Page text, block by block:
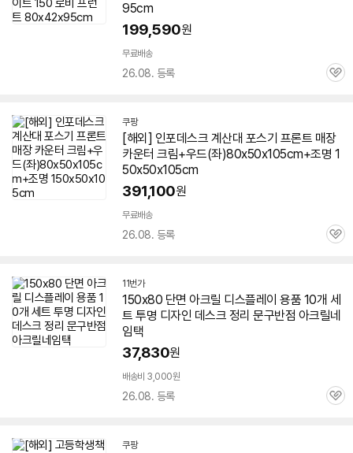
95cm
199,590원
무료배송
26.08. 등록
관
쿠팡
[해외] 인포데스크 계산대 포스기 프론트 매장
카운터 크림+우드(좌)80x50x105cm+조명 1
50x50x105cm
391,100원
무료배송
26.08. 등록
관
11번가
150x80 단면 아크릴 디스플레이 용품 10개 세
트 투명 디자인 데스크 정리 문구반점 아크릴네
임택
37,830원
배송비 3,000원
26.08. 등록
관
쿠팡
세부정보 열기/접기